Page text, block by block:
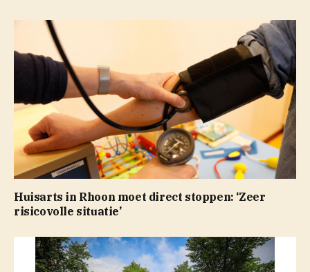
Huisarts in Rhoon moet direct stoppen: ‘Zeer
risicovolle situatie’